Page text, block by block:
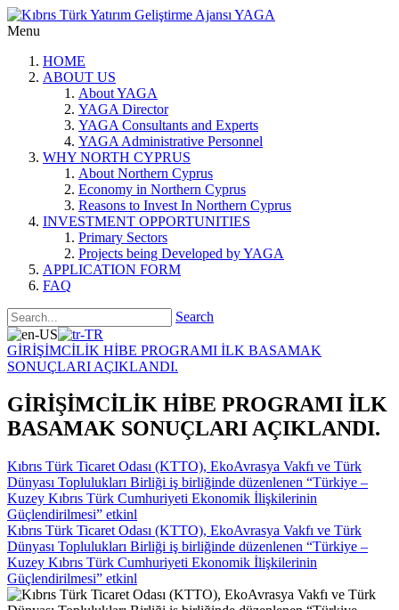
Menu
HOME
ABOUT US
About YAGA
YAGA Director
YAGA Consultants and Experts
YAGA Administrative Personnel
WHY NORTH CYPRUS
About Northern Cyprus
Economy in Northern Cyprus
Reasons to Invest In Northern Cyprus
INVESTMENT OPPORTUNITIES
Primary Sectors
Projects being Developed by YAGA
APPLICATION FORM
FAQ
Search
GİRİŞİMCİLİK HİBE PROGRAMI İLK BASAMAK
SONUÇLARI AÇIKLANDI.
GİRİŞİMCİLİK HİBE PROGRAMI İLK
BASAMAK SONUÇLARI AÇIKLANDI.
Kıbrıs Türk Ticaret Odası (KTTO), EkoAvrasya Vakfı ve Türk
Dünyası Toplulukları Birliği iş birliğinde düzenlenen “Türkiye –
Kuzey Kıbrıs Türk Cumhuriyeti Ekonomik İlişkilerinin
Güçlendirilmesi” etkinl
Kıbrıs Türk Ticaret Odası (KTTO), EkoAvrasya Vakfı ve Türk
Dünyası Toplulukları Birliği iş birliğinde düzenlenen “Türkiye –
Kuzey Kıbrıs Türk Cumhuriyeti Ekonomik İlişkilerinin
Güçlendirilmesi” etkinl